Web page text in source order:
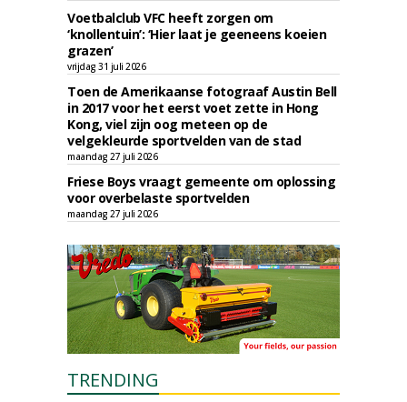
Voetbalclub VFC heeft zorgen om
‘knollentuin’: ‘Hier laat je geeneens koeien
grazen’
vrijdag 31 juli 2026
Toen de Amerikaanse fotograaf Austin Bell
in 2017 voor het eerst voet zette in Hong
Kong, viel zijn oog meteen op de
velgekleurde sportvelden van de stad
maandag 27 juli 2026
Friese Boys vraagt gemeente om oplossing
voor overbelaste sportvelden
maandag 27 juli 2026
TRENDING